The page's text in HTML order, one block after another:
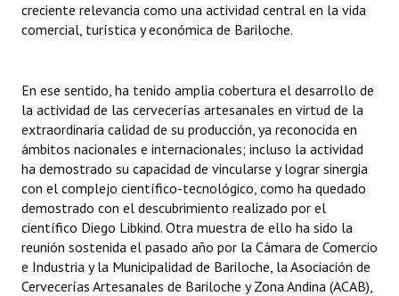
Antiguos Pobladores
Registros y Distinciones
Datos Históricos
Premio al Mérito - Registro
Audiencias Públicas - Registro
Mujeres que Dejaron Huellas - Registro
Periodistas Decanos - Registro
creciente relevancia como una actividad central en la vida
comercial, turística y económica de Bariloche.
En ese sentido, ha tenido amplia cobertura el desarrollo de
la actividad de las cervecerías artesanales en virtud de la
extraordinaria calidad de su producción, ya reconocida en
ámbitos nacionales e internacionales; incluso la actividad
ha demostrado su capacidad de vincularse y lograr sinergia
con el complejo científico-tecnológico, como ha quedado
demostrado con el descubrimiento realizado por el
científico Diego Libkind. Otra muestra de ello ha sido la
reunión sostenida el pasado año por la Cámara de Comercio
e Industria y la Municipalidad de Bariloche, la Asociación de
Cervecerías Artesanales de Bariloche y Zona Andina (ACAB),